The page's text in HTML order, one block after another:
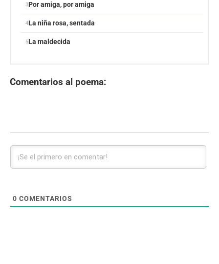
Por amiga, por amiga
La niña rosa, sentada
La maldecida
Comentarios al poema:
0 COMENTARIOS